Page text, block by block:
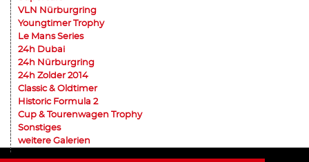
VLN Nürburgring
Youngtimer Trophy
Le Mans Series
24h Dubai
24h Nürburgring
24h Zolder 2014
Classic & Oldtimer
Historic Formula 2
Cup & Tourenwagen Trophy
Sonstiges
weitere Galerien